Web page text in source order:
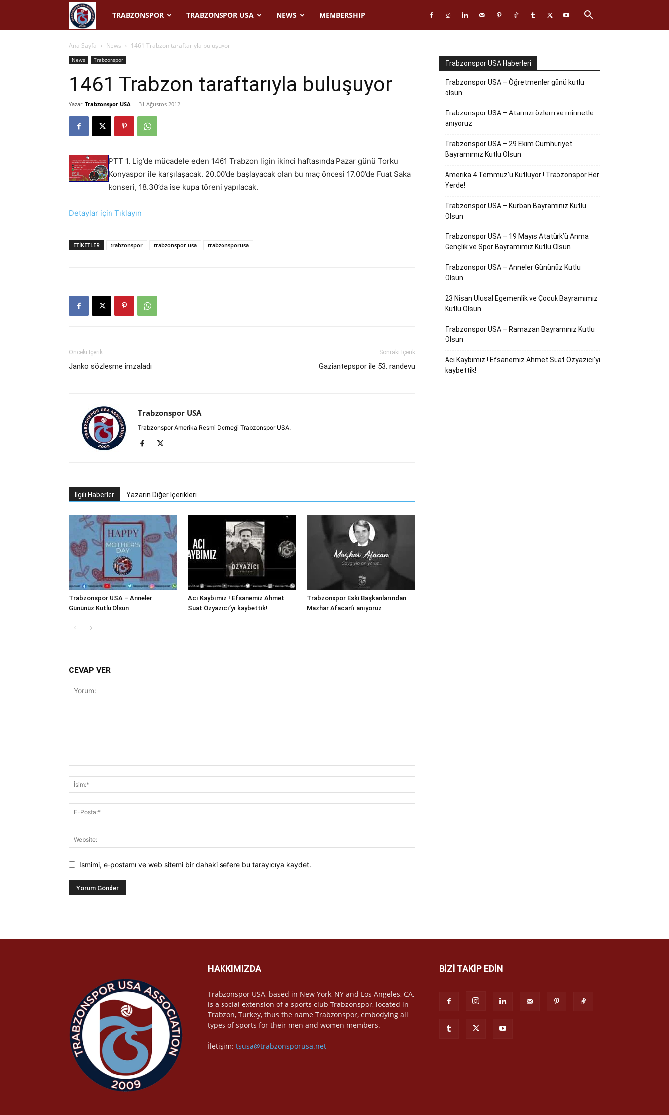
Trabzonspor
USA
TRABZONSPOR TRABZONSPOR USA NEWS MEMBERSHIP
Ana Sayfa News 1461 Trabzon taraftarıyla buluşuyor
News Trabzonspor
1461 Trabzon taraftarıyla buluşuyor
Yazar Trabzonspor USA - 31 Ağustos 2012
PTT 1. Lig’de mücadele eden 1461 Trabzon ligin ikinci haftasında Pazar günü Torku
Konyaspor ile karşılaşacak. 20.00’de başlayacak olan bu maç öncesi 17.00’de Fuat Saka
konseri, 18.30’da ise kupa töreni yapılacak.
Detaylar için Tıklayın
ETIKETLER trabzonspor trabzonspor usa trabzonsporusa
Önceki İçerik
Janko sözleşme imzaladı
Sonraki İçerik
Gaziantepspor ile 53. randevu
Trabzonspor USA
Trabzonspor Amerika Resmi Derneği Trabzonspor USA.
İlgili Haberler Yazarın Diğer İçerikleri
Trabzonspor USA – Anneler
Gününüz Kutlu Olsun
Acı Kaybımız ! Efsanemiz Ahmet
Suat Özyazıcı’yı kaybettik!
Trabzonspor Eski Başkanlarından
Mazhar Afacan’ı anıyoruz
CEVAP VER
Ismimi, e-postamı ve web sitemi bir dahaki sefere bu tarayıcıya kaydet.
Trabzonspor USA Haberleri
Trabzonspor USA – Öğretmenler günü kutlu
olsun
Trabzonspor USA – Atamızı özlem ve minnetle
anıyoruz
Trabzonspor USA – 29 Ekim Cumhuriyet
Bayramımız Kutlu Olsun
Amerika 4 Temmuz’u Kutluyor ! Trabzonspor Her
Yerde!
Trabzonspor USA – Kurban Bayramınız Kutlu
Olsun
Trabzonspor USA – 19 Mayıs Atatürk’ü Anma
Gençlik ve Spor Bayramımız Kutlu Olsun
Trabzonspor USA – Anneler Gününüz Kutlu
Olsun
23 Nisan Ulusal Egemenlik ve Çocuk Bayramımız
Kutlu Olsun
Trabzonspor USA – Ramazan Bayramınız Kutlu
Olsun
Acı Kaybımız ! Efsanemiz Ahmet Suat Özyazıcı’yı
kaybettik!
HAKKIMIZDA
Trabzonspor USA, based in New York, NY and Los Angeles, CA,
is a social extension of a sports club Trabzonspor, located in
Trabzon, Turkey, thus the name Trabzonspor, embodying all
types of sports for their men and women members.
İletişim: tsusa@trabzonsporusa.net
BİZİ TAKİP EDİN